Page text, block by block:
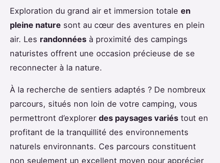
Exploration du grand air et immersion totale en
pleine nature sont au cœur des aventures en plein
air. Les randonnées à proximité des campings
naturistes offrent une occasion précieuse de se
reconnecter à la nature.
À la recherche de sentiers adaptés ? De nombreux
parcours, situés non loin de votre camping, vous
permettront d’explorer des paysages variés tout en
profitant de la tranquillité des environnements
naturels environnants. Ces parcours constituent
non seulement un excellent moyen pour apprécier